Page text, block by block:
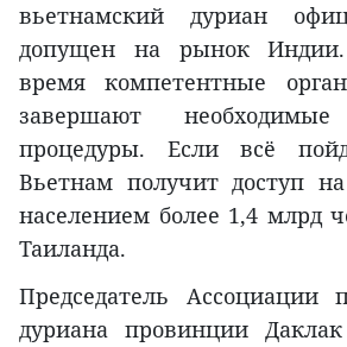
вьетнамский дуриан
допущен на рынок
время компетентные
завершают необходимые
процедуры. Если всё
Вьетнам получит доступ
населением более 1,4 млрд
Таиланда.
Председатель Ассоциации
дуриана провинции